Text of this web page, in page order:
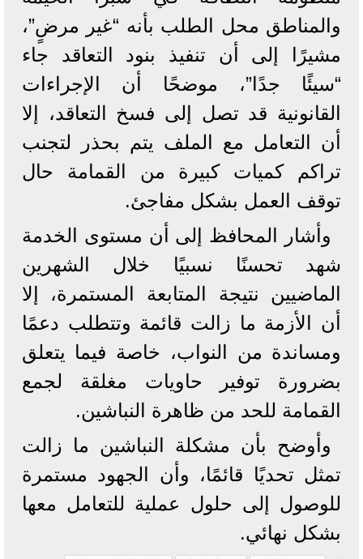
والمناطق محل الطلب بأنه “غير مرضٍ”،
مشيرًا إلى أن تنفيذ بنود التعاقد جاء
“سيئًا جدًا”، موضحًا أن الإجراءات
القانونية قد تصل إلى فسخ التعاقد، إلا
أن التعامل مع الملف يتم بحذر لتجنب
تراكم كميات كبيرة من القمامة حال
توقف العمل بشكل مفاجئ.
وأشار المحافظ إلى أن مستوى الخدمة
شهد تحسنًا نسبيًا خلال الشهرين
الماضيين نتيجة المتابعة المستمرة، إلا
أن الأزمة ما زالت قائمة وتتطلب دعمًا
ومساندة من النواب، خاصة فيما يتعلق
بضرورة توفير حاويات مغلقة لجمع
القمامة للحد من ظاهرة النباشين.
وأوضح بأن مشكلة النباشين ما زالت
تمثل تحديًا قائمًا، وأن الجهود مستمرة
للوصول إلى حلول عملية للتعامل معها
بشكل نهائي.